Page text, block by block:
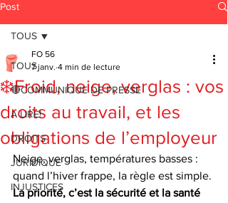
Post
TOUS
🔴COMMUNIQUE DE PRESSE
A LIRE!
DROITS
JURIDIQUE
INJUSTICES
TOUS
❄️Froid, neige, verglas : vos
droits au travail, et les
obligations de l’employeur
FO 56
7 janv. 4 min de lecture
Neige, verglas, températures basses :
quand l’hiver frappe, la règle est simple.
La priorité, c’est la sécurité et la santé